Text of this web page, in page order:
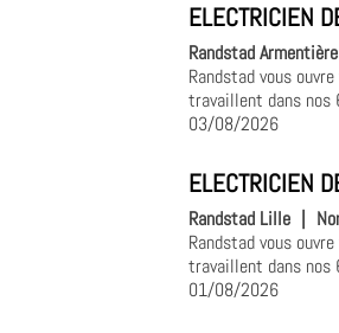
ELECTRICIEN
Randstad
Randstad vous
travaillent dans nos
03/08/2026
ELECTRICIEN
Randstad Lille
Randstad vous
travaillent dans nos
01/08/2026